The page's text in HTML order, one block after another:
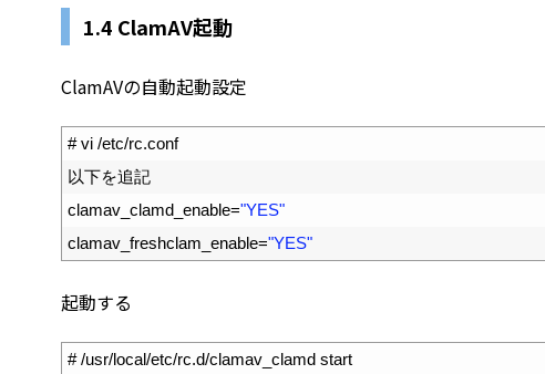
1.4 ClamAV起動
ClamAVの自動起動設定
# vi /etc/rc.conf
以下を追記
clamav_clamd_enable="YES"
clamav_freshclam_enable="YES"
起動する
# /usr/local/etc/rc.d/clamav_clamd start